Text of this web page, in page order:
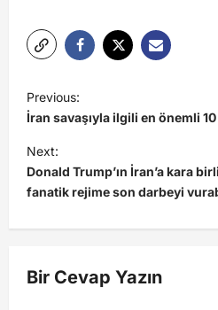
P
o
s
t
n
a
i
Previous:
İran savaşıyla ilgili en önemli
Next:
Donald Trump’ın İran’a kara
fanatik rejime son darbeyi
Bir Cevap Yazın